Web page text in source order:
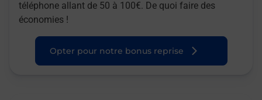
téléphone allant de 50 à 100€. De quoi faire des
économies !
Opter pour notre bonus reprise